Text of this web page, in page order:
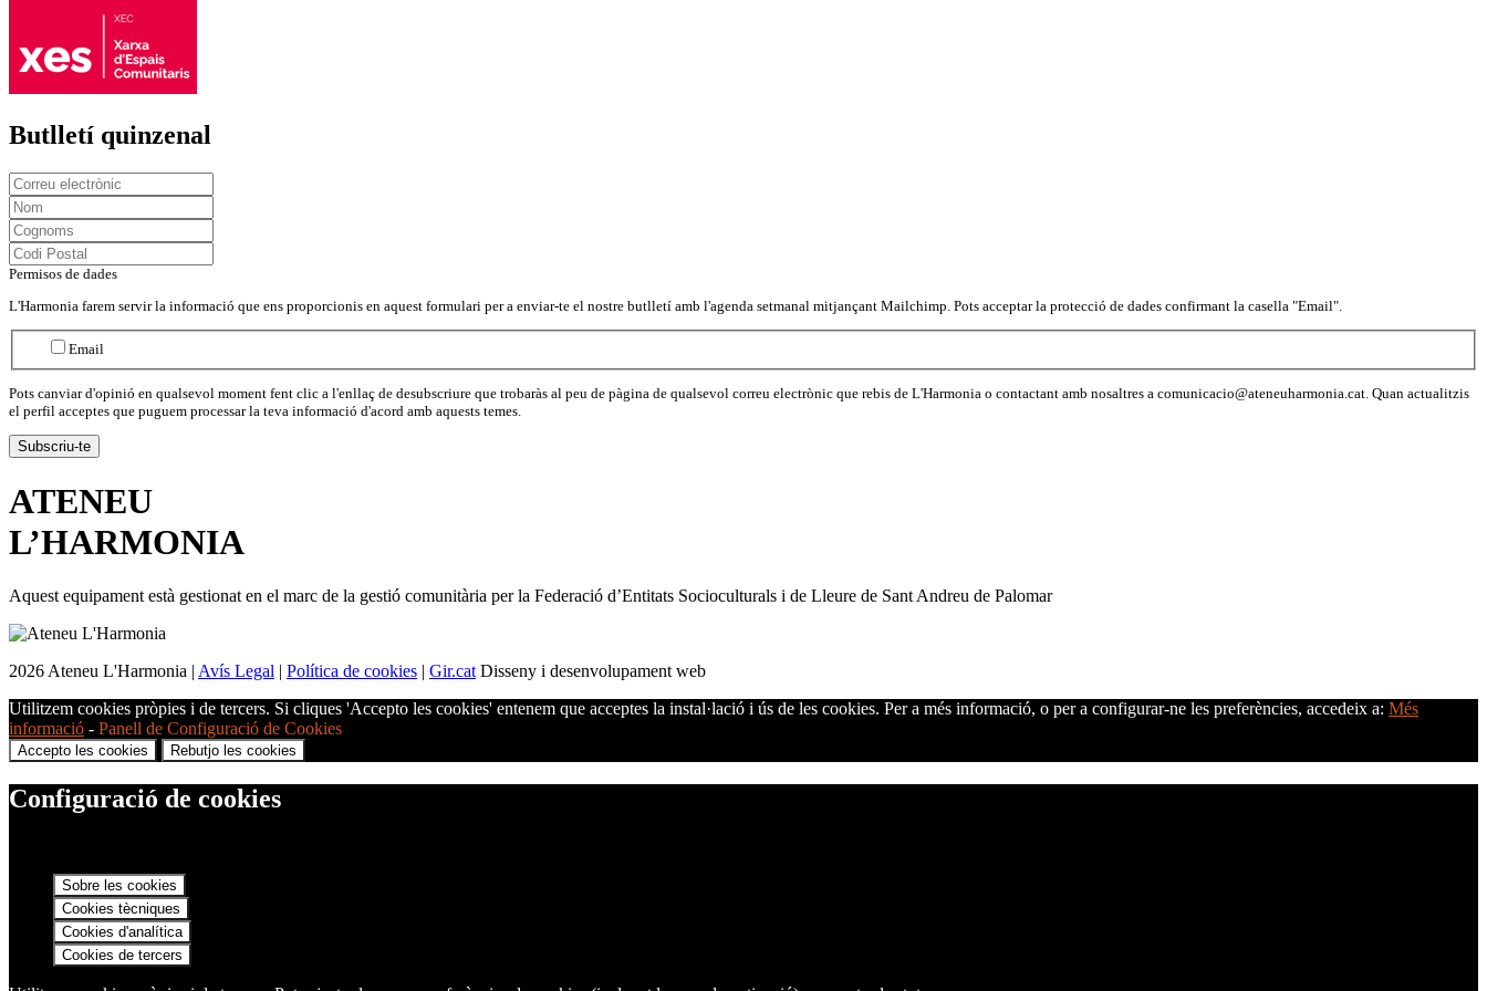
Butlletí quinzenal
Permisos de dades
L'Harmonia farem servir la informació que ens proporcionis en aquest formulari per a enviar-te el nostre butlletí amb l'agenda setmanal mitjançant Mailchimp. Pots acceptar la protecció de dades confirmant la casella "Email".
Email
Pots canviar d'opinió en qualsevol moment fent clic a l'enllaç de desubscriure que trobaràs al peu de pàgina de qualsevol correu electrònic que rebis de L'Harmonia o contactant amb nosaltres a comunicacio@ateneuharmonia.cat. Quan actualitzis
el perfil acceptes que puguem processar la teva informació d'acord amb aquests temes.
ATENEU
L’HARMONIA
Aquest equipament està gestionat en el marc de la gestió comunitària per la Federació d’Entitats Socioculturals i de Lleure de Sant Andreu de Palomar
2026 Ateneu L'Harmonia | Avís Legal Política de cookies Gir.catDisseny i desenvolupament web
Utilitzem cookies pròpies i de tercers. Si cliques 'Accepto les cookies' entenem que acceptes la instal·lació i ús de les cookies. Per a més informació, o per a configurar-ne les preferències, accedeix a: Més
informació - Panell de Configuració de Cookies
Accepto les cookies Rebutjo les cookies
Configuració de cookies
Sobre les cookies
Cookies tècniques
Cookies d'analítica
Cookies de tercers